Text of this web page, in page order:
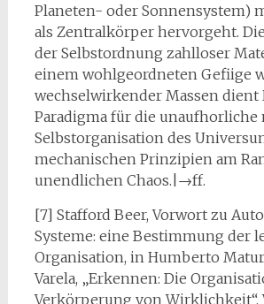
Planeten- oder Sonnensystem)
als Zentralkörper hervorgeht.
der Selbstordnung zahlloser
einem wohlgeordneten Gefiige
wechselwirkender Massen dient
Paradigma für die unaufhorliche
Selbstorganisation des
mechanischen Prinzipien am
unendlichen Chaos.|→ff.
[7] Stafford Beer, Vorwort zu
Systeme: eine Bestimmung der
Organisation, in Humberto
Varela, „Erkennen: Die
Verkörperung von Wirklichkeit“,